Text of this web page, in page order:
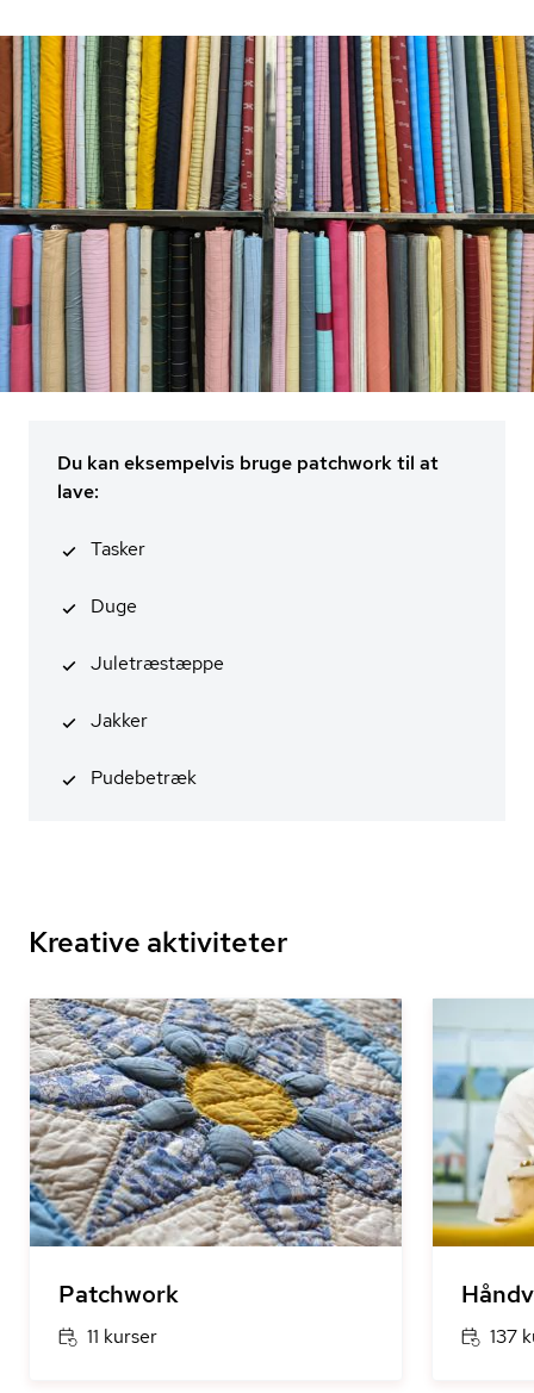
Du kan eksempelvis bruge patchwork til at
lave:
Tasker
Duge
Juletræstæppe
Jakker
Pudebetræk
Kreative aktiviteter
Patchwork
11 kurser 137